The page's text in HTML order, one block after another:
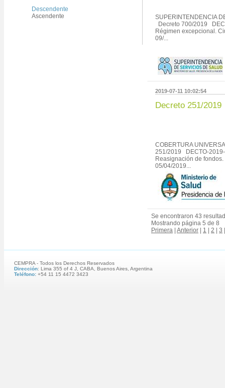
Descendente
Ascendente
SUPERINTENDENCIA
Decreto 700/2019
Régimen excepcional.
09/...
2019-07-11 10:02:54
Decreto 251/2019
COBERTURA
251/2019 DECTO-
Reasignación de
05/04/2019...
Se encontraron 43
Mostrando página 5 de 8
Primera Anterior 1 2 3
CEMPRA - Todos los Derechos Reservados
Dirección: Lima 355 of 4 J, CABA, Buenos Aires, Argentina
Teléfono: +54 11 15 4472 3423